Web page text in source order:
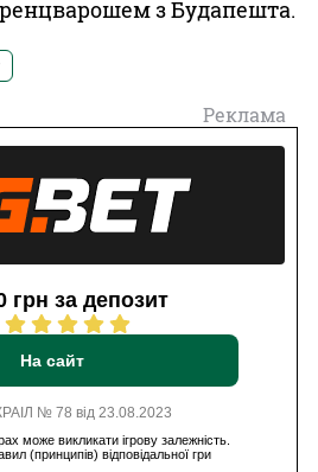
з Будапешта.
Реклама
грн за депозит
На сайт
№ 78 від 23.08.2023
може викликати ігрову залежність.
(принципів) відповідальної гри